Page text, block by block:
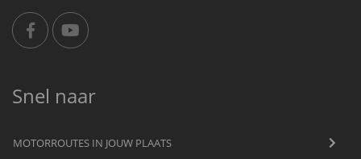
Snel naar
MOTORROUTES IN JOUW PLAATS